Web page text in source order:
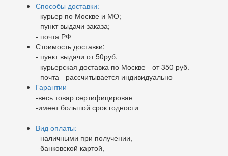
Способы доставки:
- курьер по Москве и МО;
- пункт выдачи заказа;
- почта РФ
Стоимость доставки:
- пункт выдачи от 50руб.
- курьерская доставка по Москве - от 350 руб.
- почта - рассчитывается индивидуально
Гарантии
-весь товар сертифицирован
-имеет большой срок годности
Вид оплаты:
- наличными при получении,
- банковской картой,